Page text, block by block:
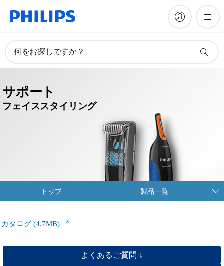
何をお探しですか？
サポート
フェイススタイリング
トップ 製品一覧
カタログ(4.7MB)
よくあるご質問 ↓